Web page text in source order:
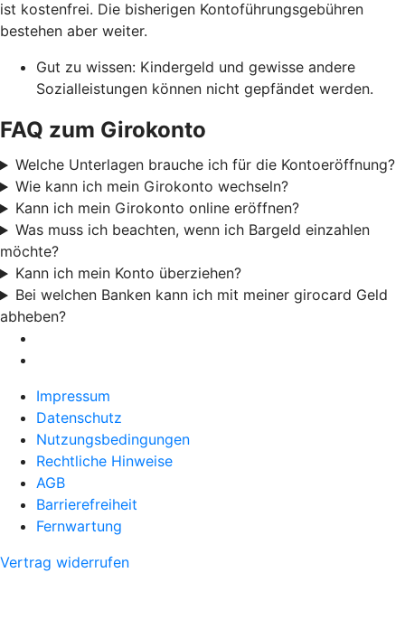
ist kostenfrei. Die bisherigen Kontoführungsgebühren
bestehen aber weiter.
Gut zu wissen: Kindergeld und gewisse andere
Sozialleistungen können nicht gepfändet werden.
FAQ zum Girokonto
Welche Unterlagen brauche ich für die Kontoeröffnung?
Wie kann ich mein Girokonto wechseln?
Kann ich mein Girokonto online eröffnen?
Was muss ich beachten, wenn ich Bargeld einzahlen
möchte?
Kann ich mein Konto überziehen?
Bei welchen Banken kann ich mit meiner girocard Geld
abheben?
Impressum
Datenschutz
Nutzungsbedingungen
Rechtliche Hinweise
AGB
Barrierefreiheit
Fernwartung
Vertrag widerrufen